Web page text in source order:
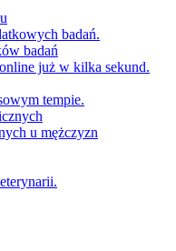
badań.
badań
już w kilka sekund.
tempie.
u mężczyzn